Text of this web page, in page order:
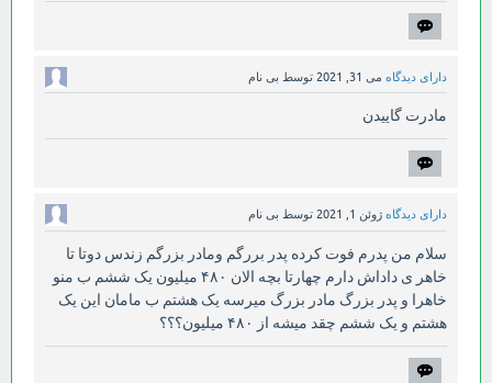
دارای دیدگاه می 31, 2021 توسط بی نام
مادرت گاییدن
دارای دیدگاه ژوئن 1, 2021 توسط بی نام
سلام من پدرم فوت کرده پدر بررگم ومادر بزرگم زندس دوتا تا
خاهر ی داداش دارم چهارتا بچه الان ۴۸۰ میلیون یک ششم ب منو
خاهرا و پدر بزرگ مادر بزرگ میرسه یک هشتم ب مامان این یک
هشتم و یک ششم چقد میشه از ۴۸۰ میلیون؟؟؟